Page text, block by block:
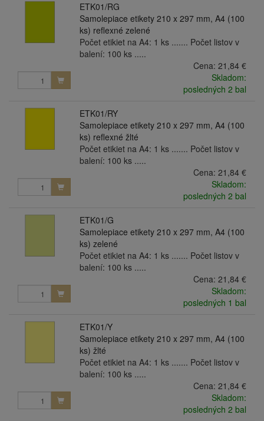
ETK01/RG
Samolepiace etikety 210 x 297 mm, A4 (100
ks) reflexné zelené
Počet etikiet na A4: 1 ks ....... Počet listov v
balení: 100 ks .....
Cena: 21,84 €
Skladom:
posledných 2 bal
ETK01/RY
Samolepiace etikety 210 x 297 mm, A4 (100
ks) reflexné žlté
Počet etikiet na A4: 1 ks ....... Počet listov v
balení: 100 ks .....
Cena: 21,84 €
Skladom:
posledných 2 bal
ETK01/G
Samolepiace etikety 210 x 297 mm, A4 (100
ks) zelené
Počet etikiet na A4: 1 ks ....... Počet listov v
balení: 100 ks .....
Cena: 21,84 €
Skladom:
posledných 1 bal
ETK01/Y
Samolepiace etikety 210 x 297 mm, A4 (100
ks) žlté
Počet etikiet na A4: 1 ks ....... Počet listov v
balení: 100 ks .....
Cena: 21,84 €
Skladom:
posledných 2 bal